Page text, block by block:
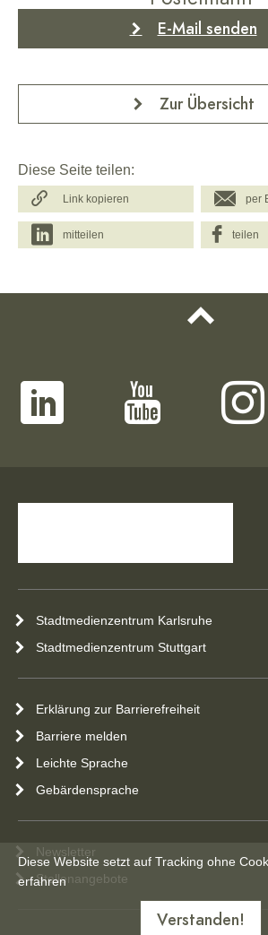
E-Mail senden
Zur Übersicht
Diese Seite teilen:
Link kopieren per
mitteilen teilen
Stadtmedienzentrum Karlsruhe
Stadtmedienzentrum Stuttgart
Erklärung zur Barrierefreiheit
Barriere melden
Leichte Sprache
Gebärdensprache
Newsletter
Stellenangebote
Diese Website setzt auf Tracking ohne
erfahren
Verstanden!